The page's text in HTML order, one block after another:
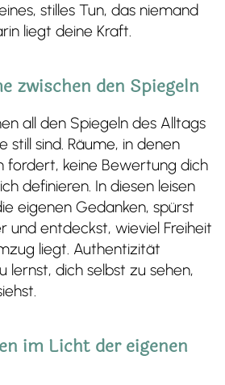
stilles Tun, das niemand
liegt deine Kraft.
zwischen den Spiegeln
all den Spiegeln des Alltags
still sind. Räume, in denen
fordert, keine Bewertung dich
definieren. In diesen leisen
eigenen Gedanken, spürst
und entdeckst, wieviel Freiheit
liegt. Authentizität
lernst, dich selbst zu sehen,
im Licht der eigenen